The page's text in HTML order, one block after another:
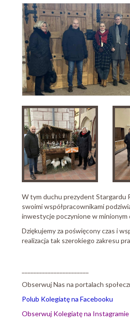
W tym duchu prezydent Stargardu
swoimi współpracownikami
inwestycje poczynione w minionym
Dziękujemy za poświęcony czas i
realizacja tak szerokiego zakresu
Obserwuj Nas na portalach
Polub Kolegiatę na Facebooku
Obserwuj Kolegiatę na Instagramie